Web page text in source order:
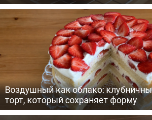
Воздушный как облако:
торт, который сохраняет форму